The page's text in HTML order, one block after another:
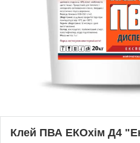
Клей ПВА ЕКОхім Д4